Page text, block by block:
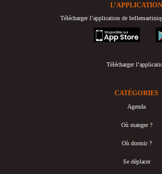
L’APPLICATION
Télécharger l’application de
appstore
Télécharger
CATÉGORIES
Agenda
Où manger ?
Où dormir ?
Se déplacer